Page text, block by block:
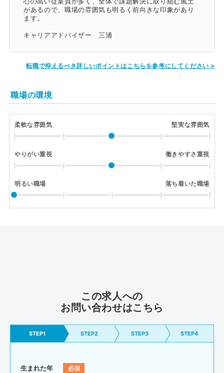
があるので、職場の雰囲気も明るく前向きな印象があり
ます。
キャリアアドバイザー 三浦
転職で抑えるべき詳しいポイントはこちらを参考にしてください >
職場の環境
柔軟な雰囲気 堅実な雰囲気
やりがい重視 働きやすさ重視
明るい職場 落ち着いた職場
この求人への
お問い合わせはこちら
STEP1 STEP2 STEP3 STEP4
生まれた年